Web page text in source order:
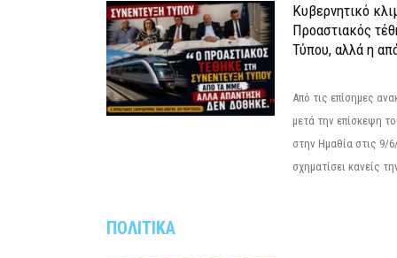
Κυβερνητικό
Προαστιακός
Τύπου, αλλά η
Από τις επίσημες
μετά την επίσκεψη
στην Ημαθία στις 9/
σχηματίσει κανείς
ΠΟΛΙΤΙΚΑ